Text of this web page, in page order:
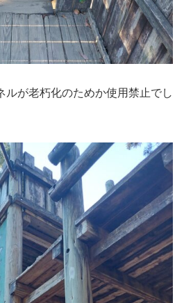
ルが老朽化のためか使用禁止でし